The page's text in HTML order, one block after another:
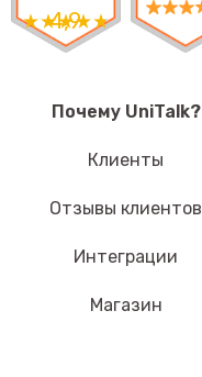
4,9
Почему UniTalk?
Клиенты
Отзывы клиентов
Интеграции
Магазин